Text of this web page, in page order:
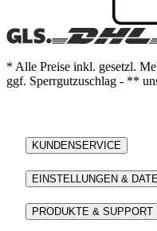
* Alle Preise inkl. gesetzl.
ggf. Sperrgutzuschlag - **
KUNDENSERVICE
EINSTELLUNGEN &
PRODUKTE & SUPPORT